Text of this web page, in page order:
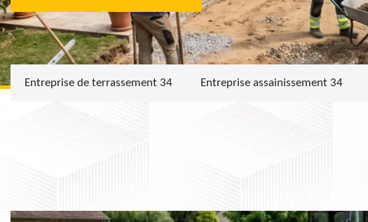
Entreprise de terrassement 34 Entreprise assainissement 34